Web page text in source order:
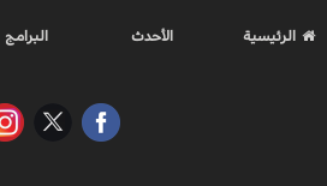
الرئيسية الأحدث البرامج